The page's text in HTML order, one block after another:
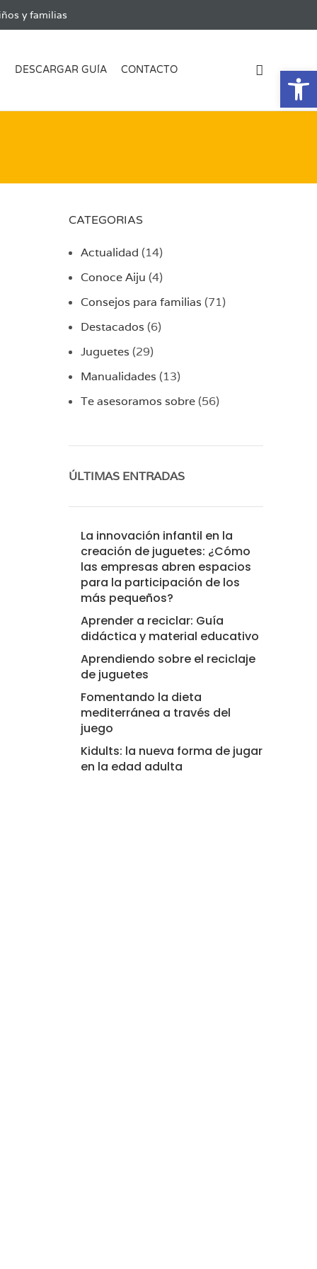
y familias
DESCARGAR GUÍA CONTACTO
CATEGORIAS
Actualidad (14)
Conoce Aiju (4)
Consejos para familias (71)
Destacados (6)
Juguetes (29)
Manualidades (13)
Te asesoramos sobre(56)
ÚLTIMAS ENTRADAS
La innovación infantil en la
creación de juguetes: ¿Cómo
las empresas abren espacios
para la participación de los
más pequeños?
Aprender a reciclar: Guía
didáctica y material educativo
Aprendiendo sobre el reciclaje
de juguetes
Fomentando la dieta
mediterránea a través del
juego
Kidults: la nueva forma de jugar
en la edad adulta